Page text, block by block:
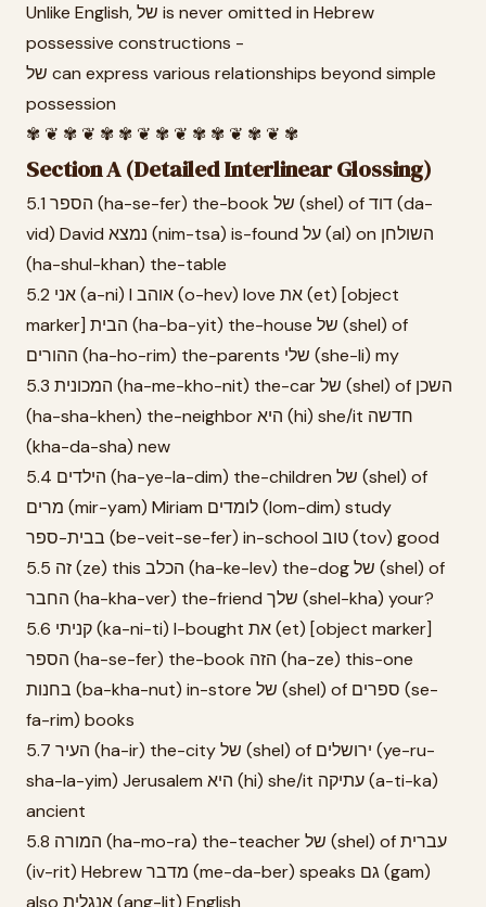
Unlike English, של is never omitted in Hebrew
possessive constructions -
של can express various relationships beyond simple
possession
✾ ❦ ✾ ❦ ✾ ✾ ❦ ✾ ❦ ✾ ✾ ❦ ✾ ❦ ✾
Section A (Detailed Interlinear Glossing)
5.1 הספר (ha-se-fer) the-book של (shel) of דוד (da-
vid) David נמצא (nim-tsa) is-found על (al) on השולחן
(ha-shul-khan) the-table
5.2 אני (a-ni) I אוהב (o-hev) love את (et) [object
marker] הבית (ha-ba-yit) the-house של (shel) of
ההורים (ha-ho-rim) the-parents שלי (she-li) my
5.3 המכונית (ha-me-kho-nit) the-car של (shel) of השכן
(ha-sha-khen) the-neighbor היא (hi) she/it חדשה
(kha-da-sha) new
5.4 הילדים (ha-ye-la-dim) the-children של (shel) of
מרים (mir-yam) Miriam לומדים (lom-dim) study
בבית-ספר (be-veit-se-fer) in-school טוב (tov) good
5.5 זה (ze) this הכלב (ha-ke-lev) the-dog של (shel) of
החבר (ha-kha-ver) the-friend שלך (shel-kha) your?
5.6 קניתי (ka-ni-ti) I-bought את (et) [object marker]
הספר (ha-se-fer) the-book הזה (ha-ze) this-one
בחנות (ba-kha-nut) in-store של (shel) of ספרים (se-
fa-rim) books
5.7 העיר (ha-ir) the-city של (shel) of ירושלים (ye-ru-
sha-la-yim) Jerusalem היא (hi) she/it עתיקה (a-ti-ka)
ancient
5.8 המורה (ha-mo-ra) the-teacher של (shel) of עברית
(iv-rit) Hebrew מדבר (me-da-ber) speaks גם (gam)
also אנגלית (ang-lit) English